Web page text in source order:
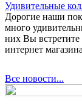
Удивительные
Дорогие наши
много
них Вы
интернет
Все новости...